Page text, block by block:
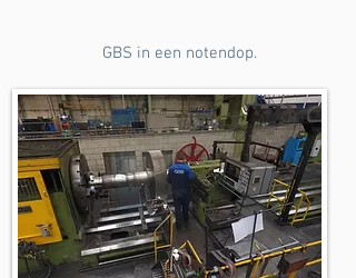
GBS in een notendop.